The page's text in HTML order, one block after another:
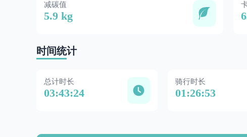
减碳值
5.9 kg
时间统计
总计时长
03:43:24
骑行时长
01:26:53